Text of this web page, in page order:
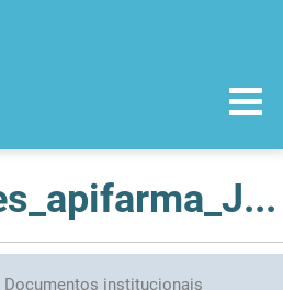
Indicadores_apifarma_Janeiro_2011.pdf
Documentos institucionais